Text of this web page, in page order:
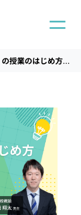
授業のはじめ方